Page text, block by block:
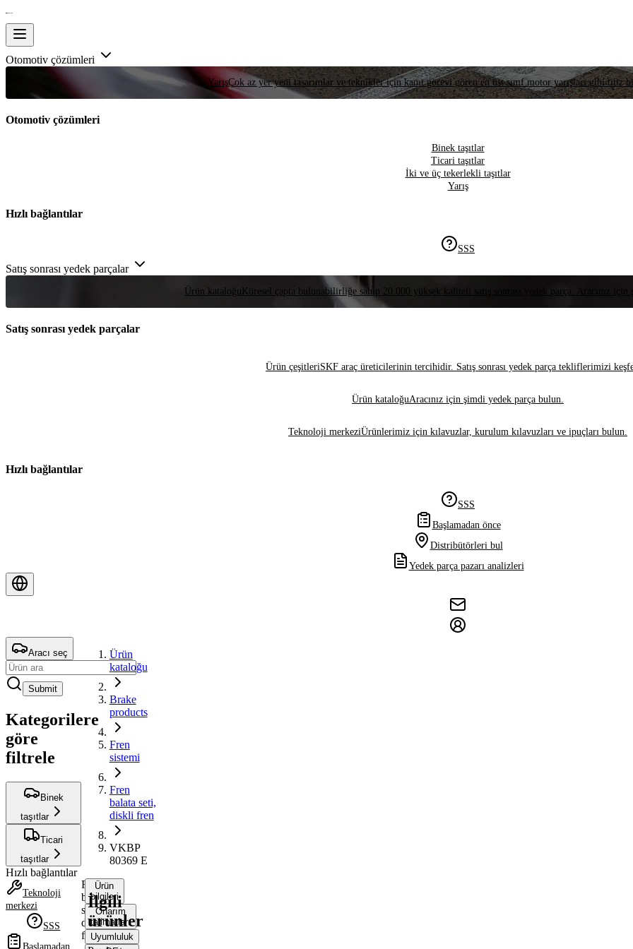
Otomotiv çözümleri
YarışÇok az yer yeni tasarımlar ve teknikler için kanıt görevi gören en üst sınıf motor yarışları gibi titiz
Otomotiv çözümleri
Binek taşıtlar
Ticari taşıtlar
İki ve üç tekerlekli taşıtlar
Yarış
Hızlı bağlantılar
SSS
Satış sonrası yedek parçalar
Ürün kataloğu Küresel çapta bulunabilirliğe sahip 20.000 yüksek kaliteli satış sonrası yedek parça. Aracınız
Satış sonrası yedek parçalar
Ürün çeşitleriSKF araç üreticilerinin tercihidir. Satış sonrası yedek parça tekliflerimizi
Ürün kataloğuAracınız için şimdi yedek parça bulun.
Teknoloji merkeziÜrünlerimiz için kılavuzlar, kurulum kılavuzları ve ipuçları bulun.
Hızlı bağlantılar
SSS
Başlamadan önce
Distribütörleri bul
Yedek parça pazarı analizleri
Aracı seç
Submit
Kategorilere
göre
filtrele
Binek
taşıtlar
Ticari
taşıtlar
Hızlı bağlantılar
Teknoloji
merkezi
SSS
Başlamadan
Ürün
kataloğu
Brake
products
Fren
sistemi
Fren
balata seti,
diskli fren
VKBP
80369 E
Fren
balata
seti,
diskli
fren
Ürün
bilgileri
Onarım
talimatları
Uyumluluk
İlgili
ürünler